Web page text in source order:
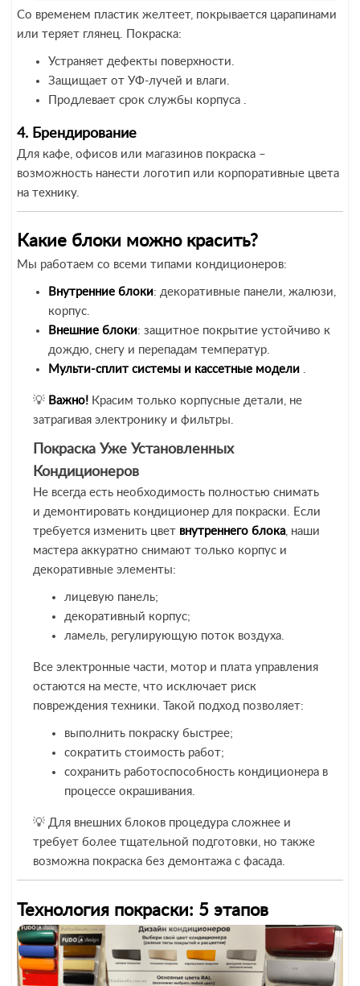
Со временем пластик желтеет, покрывается царапинами
или теряет глянец. Покраска:
Устраняет дефекты поверхности.
Защищает от УФ-лучей и влаги.
Продлевает срок службы корпуса .
4. Брендирование
Для кафе, офисов или магазинов покраска –
возможность нанести логотип или корпоративные цвета
на технику.
Какие блоки можно красить?
Мы работаем со всеми типами кондиционеров:
Внутренние блоки: декоративные панели, жалюзи,
корпус.
Внешние блоки: защитное покрытие устойчиво к
дождю, снегу и перепадам температур.
Мульти-сплит системы и кассетные модели .
💡 Важно!Красим только корпусные детали, не
затрагивая электронику и фильтры.
Покраска Уже Установленных
Кондиционеров
Не всегда есть необходимость полностью снимать
и демонтировать кондиционер для покраски. Если
требуется изменить цвет внутреннего блока, наши
мастера аккуратно снимают только корпус и
декоративные элементы:
лицевую панель;
декоративный корпус;
ламель, регулирующую поток воздуха.
Все электронные части, мотор и плата управления
остаются на месте, что исключает риск
повреждения техники. Такой подход позволяет:
выполнить покраску быстрее;
сократить стоимость работ;
сохранить работоспособность кондиционера в
процессе окрашивания.
💡 Для внешних блоков процедура сложнее и
требует более тщательной подготовки, но также
возможна покраска без демонтажа с фасада.
Технология покраски: 5 этапов